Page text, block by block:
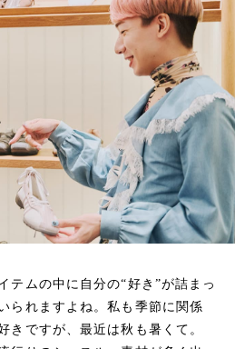
テムの中に自分の“好き”が詰まっ
られますよね。私も季節に関係
きですが、最近は秋も暑くて。